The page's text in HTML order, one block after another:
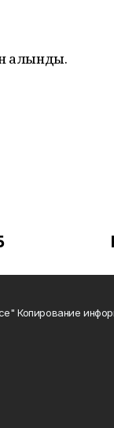
алынды.
Копирование